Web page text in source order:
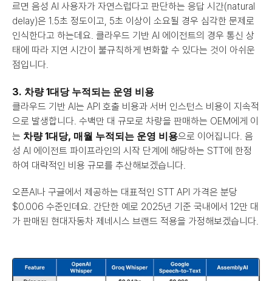
르면 음성 AI 사용자가 자연스럽다고 판단하는 응답 시간(natural
delay)은 1.5초 정도이고, 5초 이상이 소요될 경우 심각한 문제로
인식한다고 하는데요. 클라우드 기반 AI 에이전트의 경우 통신 상
태에 따라 지연 시간이 불규칙하게 변화할 수 있다는 것이 아쉬운
점입니다.
3. 차량 1대당 누적되는 운영 비용
클라우드 기반 AI는 API 호출 비용과 서버 인스턴스 비용이 지속적
으로 발생합니다. 수백만 대 규모로 차량을 판매하는 OEM에게 이
는 차량 1대당, 매월 누적되는 운영 비용으로 이어집니다. 음
성 AI 에이전트 파이프라인의 시작 단계에 해당하는 STT에 한정
하여 대략적인 비용 규모를 추산해보겠습니다.
오픈AI나 구글에서 제공하는 대표적인 STT API 가격은 분당
$0.006 수준인데요. 간단한 예로 2025년 기준 국내에서 12만 대
가 판매된 현대자동차 제네시스 브랜드 적용을 가정해보겠습니다.